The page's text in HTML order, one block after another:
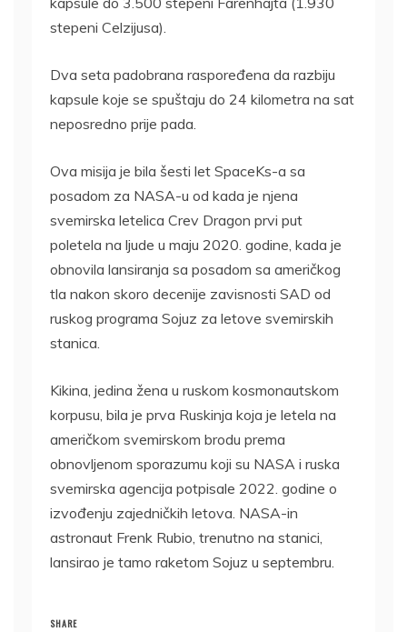
stepeni Celzijusa).
Dva seta padobrana raspoređena da razbiju
kapsule koje se spuštaju do 24 kilometra na sat
neposredno prije pada.
Ova misija je bila šesti let SpaceKs-a sa
posadom za NASA-u od kada je njena
svemirska letelica Crev Dragon prvi put
poletela na ljude u maju 2020. godine, kada je
obnovila lansiranja sa posadom sa američkog
tla nakon skoro decenije zavisnosti SAD od
ruskog programa Sojuz za letove svemirskih
stanica.
Kikina, jedina žena u ruskom kosmonautskom
korpusu, bila je prva Ruskinja koja je letela na
američkom svemirskom brodu prema
obnovljenom sporazumu koji su NASA i ruska
svemirska agencija potpisale 2022. godine o
izvođenju zajedničkih letova. NASA-in
astronaut Frenk Rubio, trenutno na stanici,
lansirao je tamo raketom Sojuz u septembru.
SHARE